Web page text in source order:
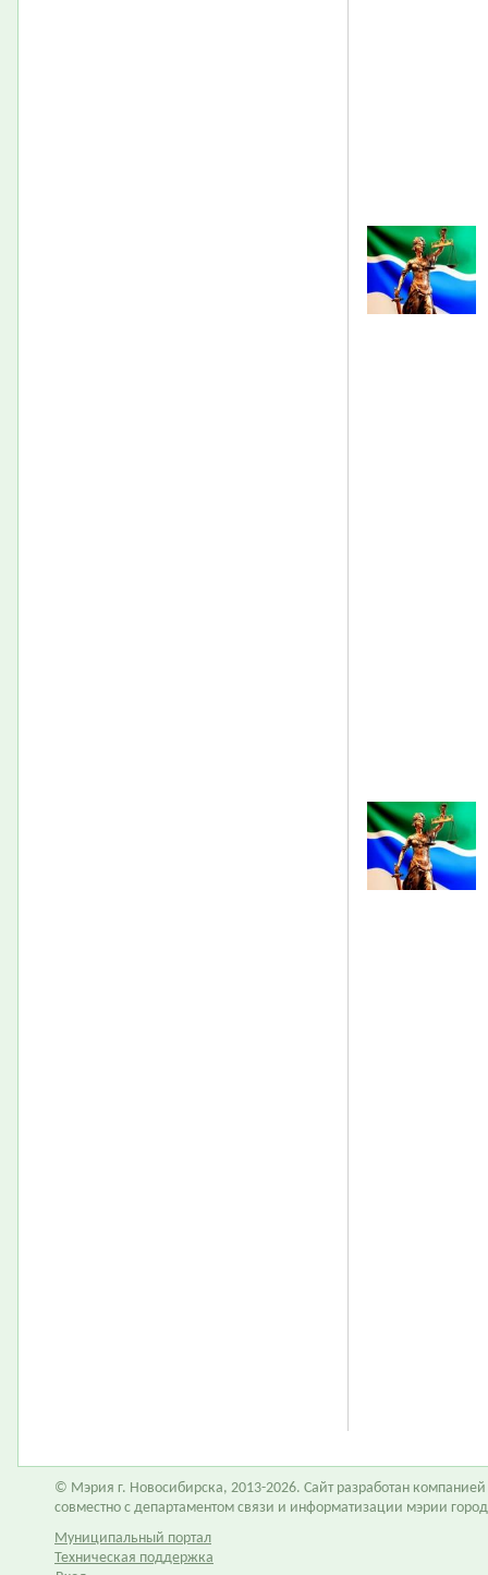
© Мэрия г. Новосибирска, 2013-2026. Сайт разработан компанией
совместно с департаментом связи и информатизации мэрии
Муниципальный портал
Техническая поддержка